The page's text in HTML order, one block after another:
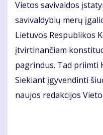
Vietos savivaldos
savivaldybių merų
Lietuvos Respublikos
įtvirtinančiam
pagrindus. Tad priimti
Siekiant įgyvendinti
naujos redakcijos